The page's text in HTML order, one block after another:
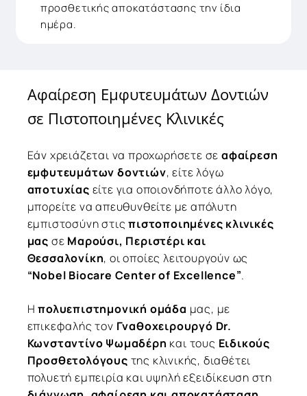
προσθετικής αποκατάστασης την ίδια
ημέρα.
Αφαίρεση Εμφυτευμάτων Δοντιών
σε Πιστοποιημένες Κλινικές
Εάν χρειάζεται να προχωρήσετε σε αφαίρεση
εμφυτευμάτων δοντιών, είτε λόγω
αποτυχίας είτε για οποιονδήποτε άλλο λόγο,
μπορείτε να απευθυνθείτε με απόλυτη
εμπιστοσύνη στιςπιστοποιημένες κλινικές
μας σε Μαρούσι, Περιστέρι και
Θεσσαλονίκη, οι οποίες λειτουργούν ως
“Nobel Biocare Center of Excellence”.
Ηπολυεπιστημονική ομάδα μας, με
επικεφαλής τον Γναθοχειρουργό Dr.
Κωνσταντίνο Ψωμαδέρη και τους Ειδικούς
Προσθετολόγους της κλινικής, διαθέτει
πολυετή εμπειρία και υψηλή εξειδίκευση στη